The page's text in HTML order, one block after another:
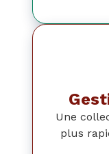
Une
plus